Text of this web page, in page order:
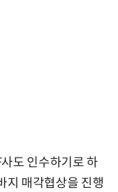
도 인수하기로 하
지 매각협상을 진행